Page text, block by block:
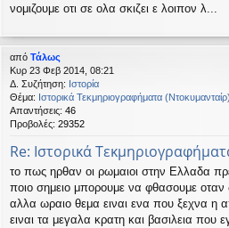
νομιζουμε οτι σε ολα σκιζει ε λοιπον λ...
από Τάλως
Κυρ 23 Φεβ 2014, 08:21
Δ. Συζήτηση: Ιστορία
Θέμα: Ιστορικά Τεκμηριογραφήματα (Ντοκυμανταίρ)
Απαντήσεις: 46
Προβολές: 29352
Re: Ιστορικά
το πως ηρθαν οι ρωμαιοι στην Ελλαδα
ποιο σημειο μπορουμε να φθασουμε οταν
αλλα ωραιο θεμα ειναι ενα που ξεχνα η
ειναι τα μεγαλα κρατη και βασιλεια που